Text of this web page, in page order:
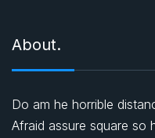
About.
Do am he horrible
Afraid assure square so